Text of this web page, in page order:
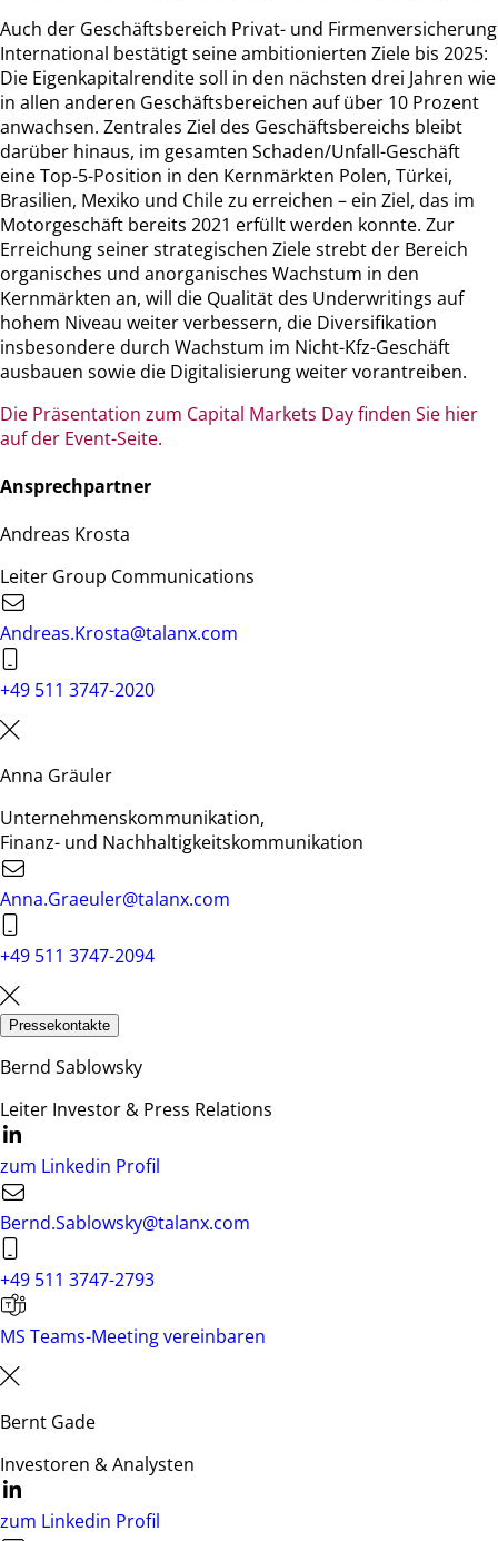
Auch der Geschäftsbereich Privat- und Firmenversicherung
International bestätigt seine ambitionierten Ziele bis 2025:
Die Eigenkapitalrendite soll in den nächsten drei Jahren wie
in allen anderen Geschäftsbereichen auf über 10 Prozent
anwachsen. Zentrales Ziel des Geschäftsbereichs bleibt
darüber hinaus, im gesamten Schaden/Unfall-Geschäft
eine Top-5-Position in den Kernmärkten Polen, Türkei,
Brasilien, Mexiko und Chile zu erreichen – ein Ziel, das im
Motorgeschäft bereits 2021 erfüllt werden konnte. Zur
Erreichung seiner strategischen Ziele strebt der Bereich
organisches und anorganisches Wachstum in den
Kernmärkten an, will die Qualität des Underwritings auf
hohem Niveau weiter verbessern, die Diversifikation
insbesondere durch Wachstum im Nicht-Kfz-Geschäft
ausbauen sowie die Digitalisierung weiter vorantreiben.
Die Präsentation zum Capital Markets Day finden Sie hier
auf der Event-Seite.
Ansprechpartner
Andreas Krosta
Leiter Group Communications
Andreas.Krosta@talanx.com
+49 511 3747-2020
Anna Gräuler
Unternehmenskommunikation,
Finanz- und Nachhaltigkeitskommunikation
Anna.Graeuler@talanx.com
+49 511 3747-2094
Pressekontakte
Bernd Sablowsky
Leiter Investor & Press Relations
zum Linkedin Profil
Bernd.Sablowsky@talanx.com
+49 511 3747-2793
MS Teams-Meeting vereinbaren
Bernt Gade
Investoren & Analysten
zum Linkedin Profil